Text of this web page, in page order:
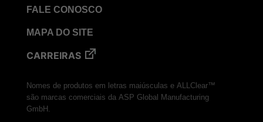
FALE CONOSCO
MAPA DO SITE
CARREIRAS
Nomes de produtos em letras maiúsculas e ALLClear™
são marcas comerciais da ASP Global Manufacturing
GmbH.